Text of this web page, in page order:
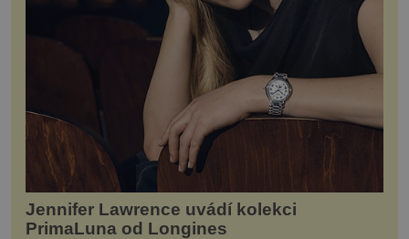
Jennifer Lawrence uvádí kolekci
PrimaLuna od Longines